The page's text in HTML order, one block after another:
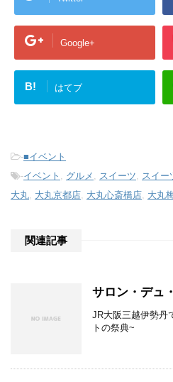
Google+
B! はてブ
-■イベント
-イベント , グルメ , スイーツ, スイー
大丸, 大丸京都店, 大丸心斎橋店, 大丸
関連記事
サロン・デュ
JR大阪三越伊勢丹
トの祭典~